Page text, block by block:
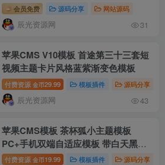
会员免费 源码分享 网站源码
辰光资源网 31
苹果CMS V10模板 首途第三十三套短
视频主题卡片风格蓝紫渐变色模板
付费资源 金币29.99 模板插件 源码分享
辰光资源网 43
苹果CMS模板 茶杯狐小主题模板
PC+手机双端自适应模板 带白天黑夜
风格
付费资源 金币19.99 模板插件 源码分享